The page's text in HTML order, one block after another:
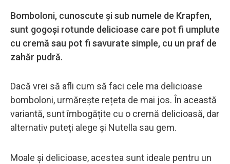
Bomboloni, cunoscute și sub numele de Krapfen,
sunt gogoși rotunde delicioase care pot fi umplute
cu cremă sau pot fi savurate simple, cu un praf de
zahăr pudră.
Dacă vrei să afli cum să faci cele ma delicioase
bomboloni, urmărește rețeta de mai jos. În această
variantă, sunt îmbogățite cu o cremă delicioasă, dar
alternativ puteți alege și Nutella sau gem.
Moale și delicioase, acestea sunt ideale pentru un